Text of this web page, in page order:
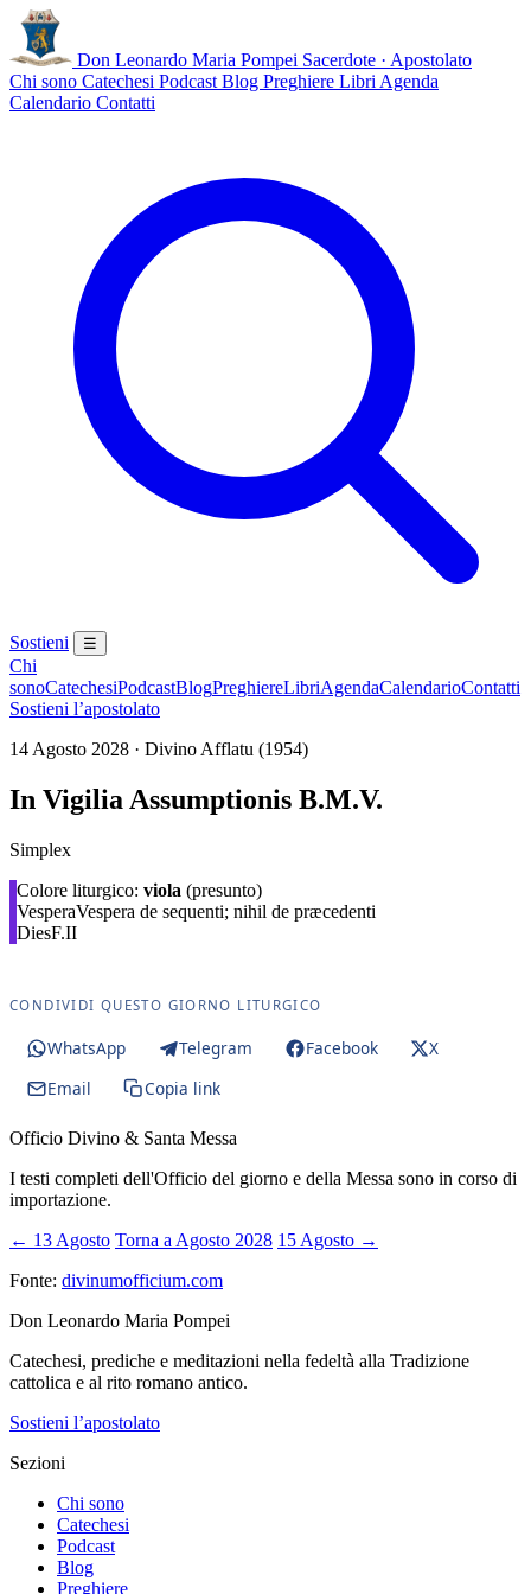
Don Leonardo Maria Pompei Sacerdote · Apostolato
Chi sono Catechesi Podcast Blog Preghiere Libri Agenda
Calendario Contatti
Sostieni ☰
Chi
sonoCatechesiPodcastBlogPreghiereLibriAgendaCalendarioContatti
Sostieni l’apostolato
14 Agosto 2028 · Divino Afflatu (1954)
In Vigilia Assumptionis B.M.V.
Simplex
Colore liturgico: viola (presunto)
VesperaVespera de sequenti; nihil de præcedenti
DiesF.II
CONDIVIDI QUESTO GIORNO LITURGICO
WhatsApp Telegram Facebook
X
Email
Copia link
Officio Divino & Santa Messa
I testi completi dell'Officio del giorno e della Messa sono in corso di
importazione.
← 13 Agosto Torna a Agosto 2028 15 Agosto →
Fonte: divinumofficium.com
Don Leonardo Maria Pompei
Catechesi, prediche e meditazioni nella fedeltà alla Tradizione
cattolica e al rito romano antico.
Sostieni l’apostolato
Sezioni
Chi sono
Catechesi
Podcast
Blog
Preghiere